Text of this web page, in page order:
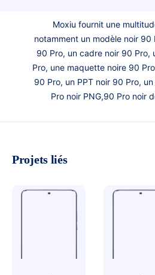
Moxiu fournit une
notamment un modèle noir 90
90 Pro, un cadre noir 90 Pro,
Pro, une maquette noire 90
90 Pro, un PPT noir 90 Pro,
Pro noir PNG,90 Pro noir
Projets liés